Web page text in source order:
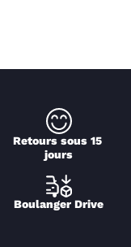
Retours sous 15
jours
Boulanger Drive